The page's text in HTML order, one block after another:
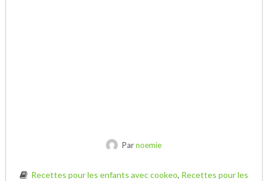
Parnoemie
Recettes pour les enfants avec cookeo, Recettes pour les